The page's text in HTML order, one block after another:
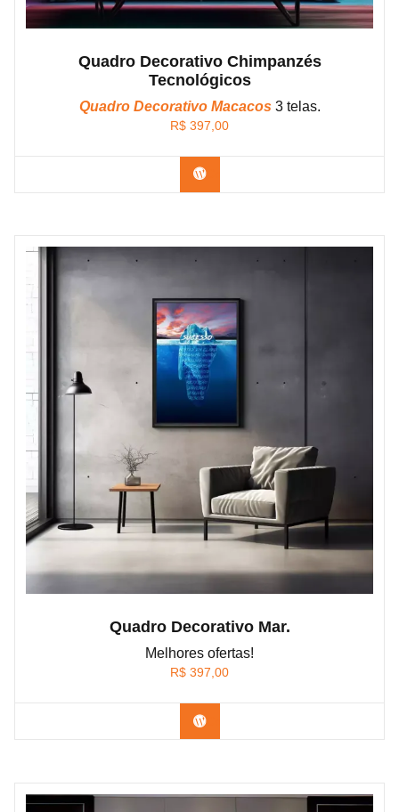
Quadro Decorativo Chimpanzés
Tecnológicos
Quadro Decorativo Macacos3 telas.
R$ 397,00
Confira os modelos
Quadro Decorativo Mar.
Melhores ofertas!
R$ 397,00
Confira os modelos